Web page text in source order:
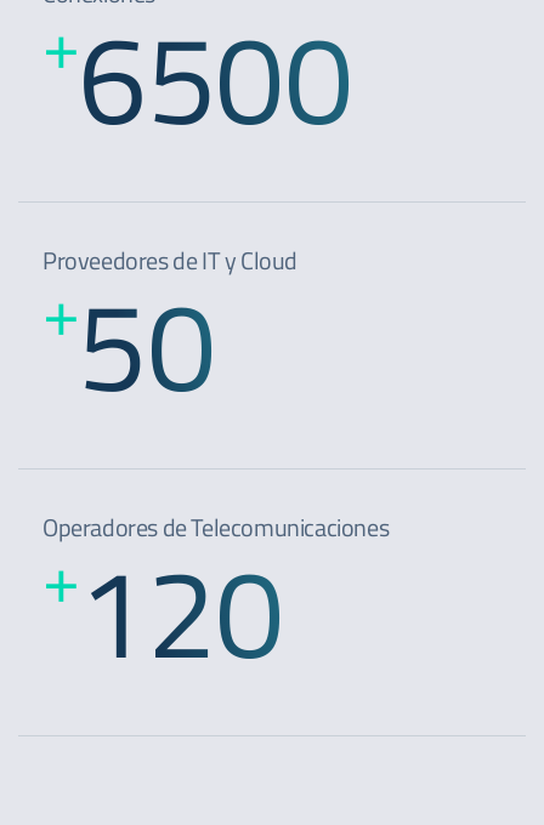
+6500
Proveedores de IT y Cloud
+50
Operadores de Telecomunicaciones
+120